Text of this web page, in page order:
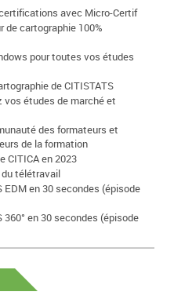
avec Micro-Certif
de cartographie 100%
pour toutes vos études
de CITISTATS
vos études de marché et
des formateurs et
de la formation
CITICA en 2023
télétravail
EDM en 30 secondes (épisode
360° en 30 secondes (épisode